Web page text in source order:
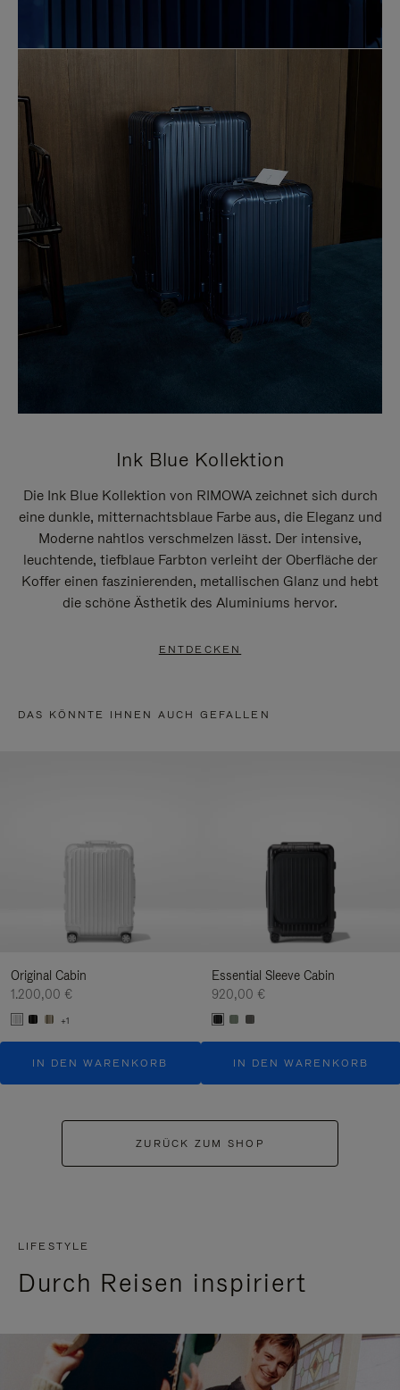
Ink Blue Kollektion
Die Ink Blue Kollektion von RIMOWA zeichnet sich durch
eine dunkle, mitternachtsblaue Farbe aus, die Eleganz und
Moderne nahtlos verschmelzen lässt. Der intensive,
leuchtende, tiefblaue Farbton verleiht der Oberfläche der
Koffer einen faszinierenden, metallischen Glanz und hebt
die schöne Ästhetik des Aluminiums hervor.
ENTDECKEN
DAS KÖNNTE IHNEN AUCH GEFALLEN
Original Cabin
1.200,00 €
+1
IN DEN WARENKORB
Essential Sleeve Cabin
920,00 €
IN DEN WARENKORB
ZURÜCK ZUM SHOP
LIFESTYLE
Durch Reisen inspiriert